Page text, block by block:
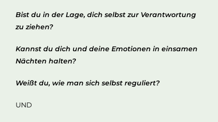
Bist du in der Lage, dich selbst zur Verantwortung
zu ziehen?
Kannst du dich und deine Emotionen in einsamen
Nächten halten?
Weißt du, wie man sich selbst reguliert?
UND